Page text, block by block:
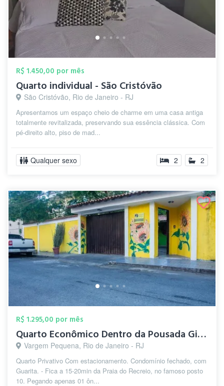
R$ 1.450,00 por mês
Quarto individual - São Cristóvão
São Cristóvão, Rio de Janeiro - RJ
Apresentamos um espaço cheio de charme em uma casa antiga
totalmente revitalizada, preservando sua essência clássica. Com
pé-direito alto, piso de mad...
Qualquer sexo 2 2
R$ 1.295,00 por mês
Quarto Econômico Dentro da Pousada Giras...
Vargem Pequena, Rio de Janeiro - RJ
Quarto Privativo Com estacionamento. Condomínio fechado, com
Guarita. - Fica a 15-20min da Praia do Recreio, no famoso posto
10. Pegando apenas 01 ôn...